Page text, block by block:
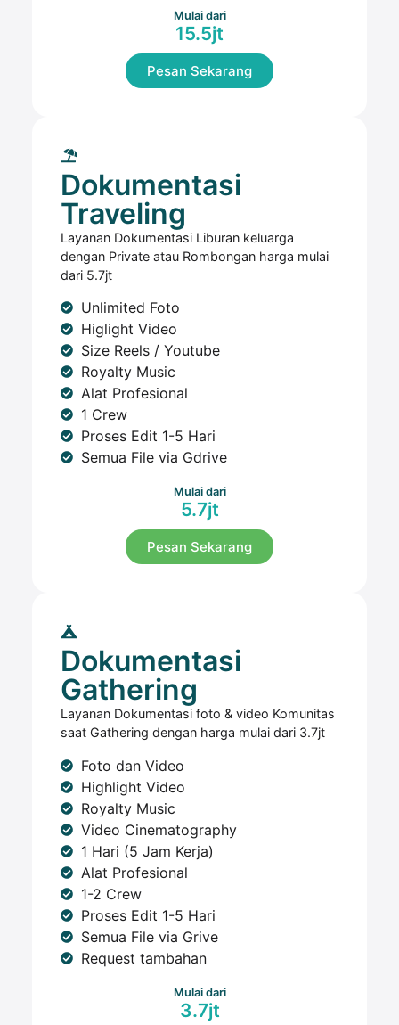
Mulai dari
15.5jt
Pesan Sekarang
Dokumentasi
Traveling
Layanan Dokumentasi Liburan keluarga
dengan Private atau Rombongan harga mulai
dari 5.7jt
Unlimited Foto
Higlight Video
Size Reels / Youtube
Royalty Music
Alat Profesional
1 Crew
Proses Edit 1-5 Hari
Semua File via Gdrive
Mulai dari
5.7jt
Pesan Sekarang
Dokumentasi
Gathering
Layanan Dokumentasi foto & video Komunitas
saat Gathering dengan harga mulai dari 3.7jt
Foto dan Video
Highlight Video
Royalty Music
Video Cinematography
1 Hari (5 Jam Kerja)
Alat Profesional
1-2 Crew
Proses Edit 1-5 Hari
Semua File via Grive
Request tambahan
Mulai dari
3.7jt